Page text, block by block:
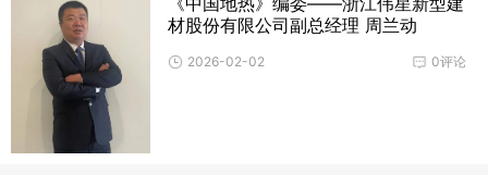
材股份有限公司副总经理 周兰动
0评论
2026-02-02